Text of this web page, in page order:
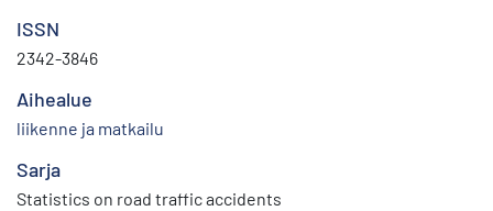
ISSN
2342-3846
Aihealue
liikenne ja matkailu
Sarja
Statistics on road traffic accidents